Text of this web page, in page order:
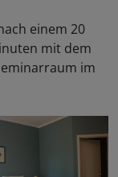
einem 20
mit dem
im